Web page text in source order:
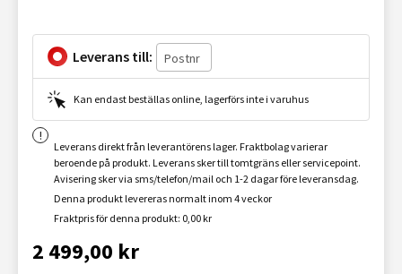
Leverans till:
Kan endast beställas online, lagerförs inte i varuhus
Leverans direkt från leverantörens lager. Fraktbolag varierar
beroende på produkt. Leverans sker till tomtgräns eller servicepoint.
Avisering sker via sms/telefon/mail och 1-2 dagar före leveransdag.
Denna produkt levereras normalt inom 4 veckor
Fraktpris för denna produkt: 0,00 kr
2 499,00 kr